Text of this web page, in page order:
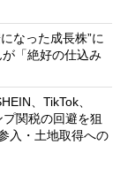
なった成長株”に
「絶好の仕込み
、TikTok、
関税の回避を狙
入・土地取得への